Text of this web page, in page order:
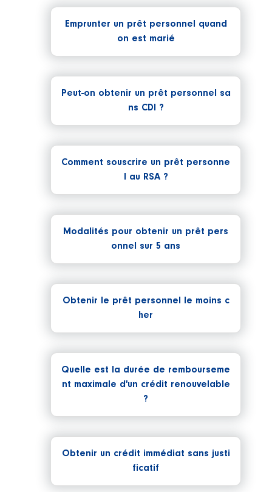
Emprunter un prêt personnel quand
on est marié
Peut-on obtenir un prêt personnel sa
ns CDI ?
Comment souscrire un prêt personne
l au RSA ?
Modalités pour obtenir un prêt pers
onnel sur 5 ans
Obtenir le prêt personnel le moins c
her
Quelle est la durée de rembourseme
nt maximale d'un crédit renouvelable
?
Obtenir un crédit immédiat sans justi
ficatif